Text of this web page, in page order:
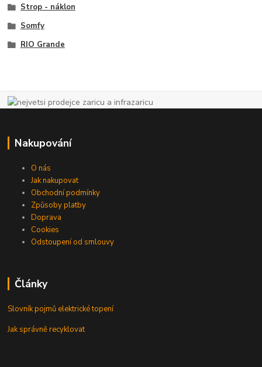
Strop - náklon
Somfy
RIO Grande
Nakupování
O nás
Jak nakupovat
Obchodní podmínky
Způsoby platby
Doprava
Cookies
Odstoupení od smlouvy
Články
Slovník pojmů elektrické topení
Jak správně recyklovat